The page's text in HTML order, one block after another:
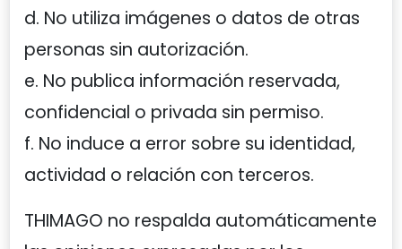
d. No utiliza imágenes o datos de otras
personas sin autorización.
e. No publica información reservada,
confidencial o privada sin permiso.
f. No induce a error sobre su identidad,
actividad o relación con terceros.
THIMAGO no respalda automáticamente